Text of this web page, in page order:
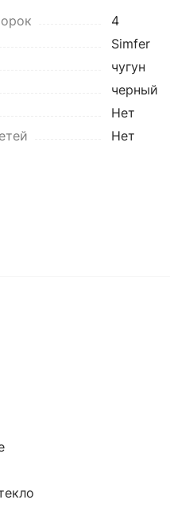
4
Simfer
чугун
черный
Нет
Нет